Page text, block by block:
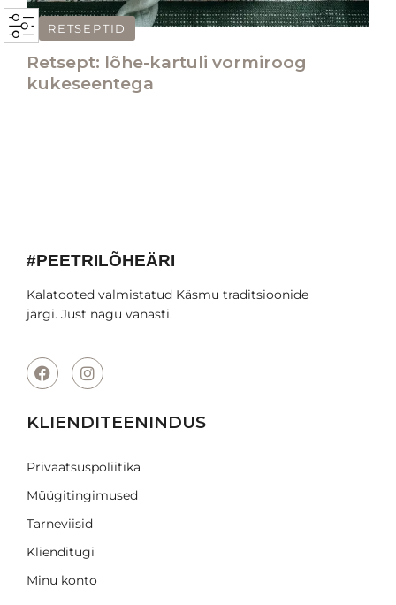
RETSEPTID
Retsept: lõhe-kartuli vormiroog
kukeseentega
#PEETRILÕHEÄRI
Kalatooted valmistatud Käsmu traditsioonide
järgi. Just nagu vanasti.
KLIENDITEENINDUS
Privaatsuspoliitika
Müügitingimused
Tarneviisid
Klienditugi
Minu konto